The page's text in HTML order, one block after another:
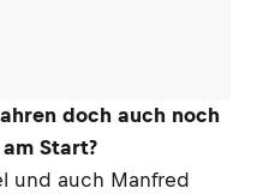
doch auch noch
Start?
und auch Manfred